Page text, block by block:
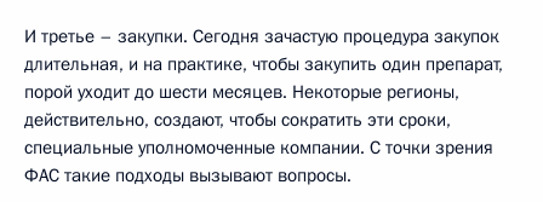
И третье – закупки. Сегодня зачастую процедура закупок
длительная, и на практике, чтобы закупить один препарат,
порой уходит до шести месяцев. Некоторые регионы,
действительно, создают, чтобы сократить эти сроки,
специальные уполномоченные компании. С точки зрения
ФАС такие подходы вызывают вопросы.